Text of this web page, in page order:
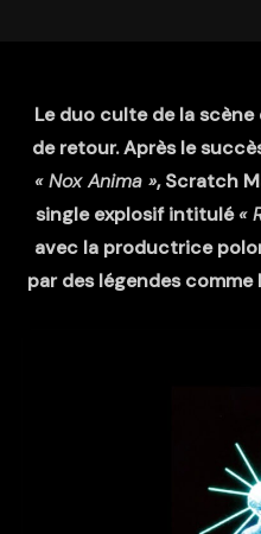
Le duo culte de la
de retour. Après le
« NoxAnima », Scratch
single explosif intitulé«
avec la productrice
par des légendes comme